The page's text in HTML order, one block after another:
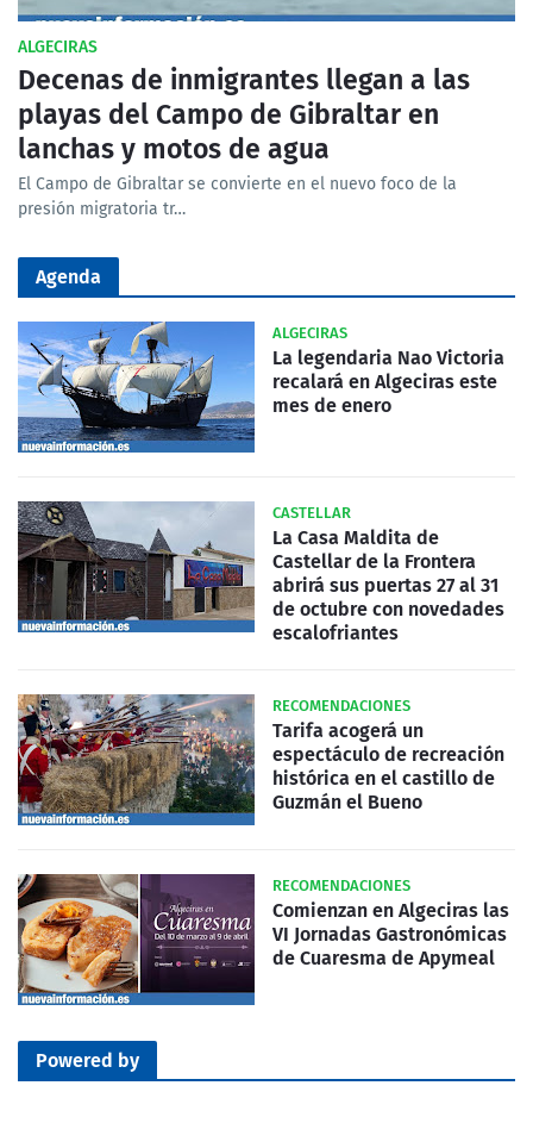
ALGECIRAS
Decenas de inmigrantes llegan a las
playas del Campo de Gibraltar en
lanchas y motos de agua
El Campo de Gibraltar se convierte en el nuevo foco de la
presión migratoria tr…
Agenda
ALGECIRAS
La legendaria Nao Victoria
recalará en Algeciras este
mes de enero
CASTELLAR
La Casa Maldita de
Castellar de la Frontera
abrirá sus puertas 27 al 31
de octubre con novedades
escalofriantes
RECOMENDACIONES
Tarifa acogerá un
espectáculo de recreación
histórica en el castillo de
Guzmán el Bueno
RECOMENDACIONES
Comienzan en Algeciras las
VI Jornadas Gastronómicas
de Cuaresma de Apymeal
Powered by